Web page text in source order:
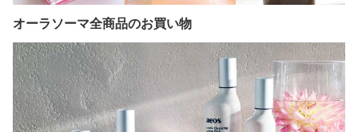
オーラソーマ全商品のお買い物